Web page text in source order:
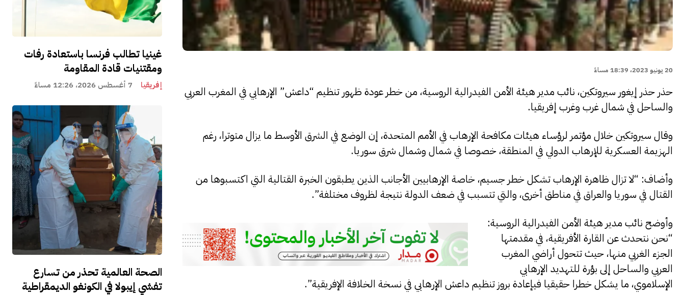
غينيا تطالب فرنسا باستعادة رفات
ومقتنيات قادة المقاومة
إفريقيا 7 أغسطس 2026، 12:26 مساءً
الصحة العالمية تحذر من تسارع
تفشي إيبولا في الكونغو الديمقراطية
20 يونيو 2023، 18:39 مساءً
حذر حذر إيغور سيروتكين، نائب مدير هيئة الأمن الفيدرالية الروسية، من خطر عودة ظهور تنظيم “داعش” الإرهابي في المغرب العربي
والساحل في شمال غرب وغرب إفريقيا.
وقال سيروتكين خلال مؤتمر لرؤساء هيئات مكافحة الإرهاب في الأمم المتحدة، إن الوضع في الشرق الأوسط ما يزال متوترا، رغم
الهزيمة العسكرية للإرهاب الدولي في المنطقة، خصوصا في شمال وشمال شرق سوريا.
وأضاف: “لا تزال ظاهرة الإرهاب تشكل خطر جسيم، خاصة الإرهابيين الأجانب الذين يطبقون الخبرة القتالية التي اكتسبوها من
القتال في سوريا والعراق في مناطق أخرى، والتي تتسبب في ضعف الدولة نتيجة لظروف مختلفة”.
وأوضح نائب مدير هيئة الأمن الفيدرالية الروسية:
“نحن نتحدث عن القارة الأفريقية، في مقدمتها
الجزء الغربي منها، حيث تتحول أراضي المغرب
العربي والساحل إلى بؤرة للتهديد الإرهابي
الإسلاموي، ما يشكل خطرا حقيقيا فيإعادة بروز تنظيم داعش الإرهابي في نسخة الخلافة الإفريقية”.